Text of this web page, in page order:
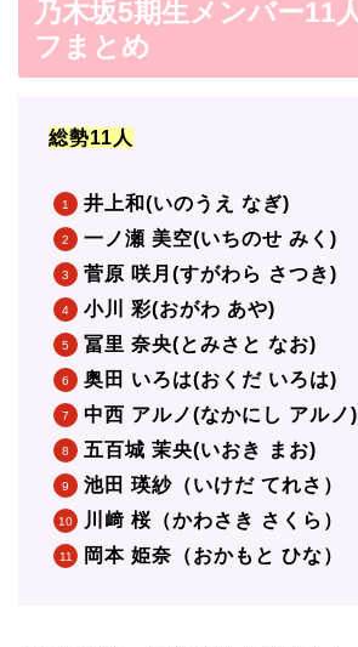
乃木坂5期生メンバー11
フまとめ
総勢11人
井上和(いのうえ なぎ)
一ノ瀬 美空(いちのせ みく)
菅原 咲月(すがわら さつき)
小川 彩(おがわ あや)
冨里 奈央(とみさと なお)
奥田 いろは(おくだ いろは)
中西 アルノ(なかにし アルノ)
五百城 茉央(いおき まお)
池田 瑛紗（いけだ てれさ）
川﨑 桜（かわさき さくら）
岡本 姫奈（おかもと ひな）